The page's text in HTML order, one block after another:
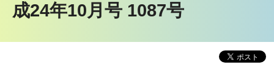
成24年10月号 1087号